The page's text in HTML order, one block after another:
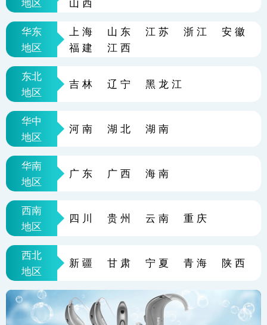
华东 上海 山东 江苏 浙江
安徽
福建
江西
地区
东北
吉林 辽宁 黑龙江
地区
华中
河南 湖北 湖南
地区
华南
广东 广西 海南
地区
西南
四川 贵州 云南 重庆
地区
西北
新疆 甘肃 宁夏 青海 陕西
地区